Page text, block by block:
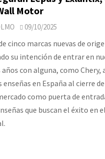
Motor
09/10/2025
cinco marcas nuevas de
su intención de entrar en
con alguna, como Chery,
enseñas en España al cierre
como puerta de
que buscan el éxito en